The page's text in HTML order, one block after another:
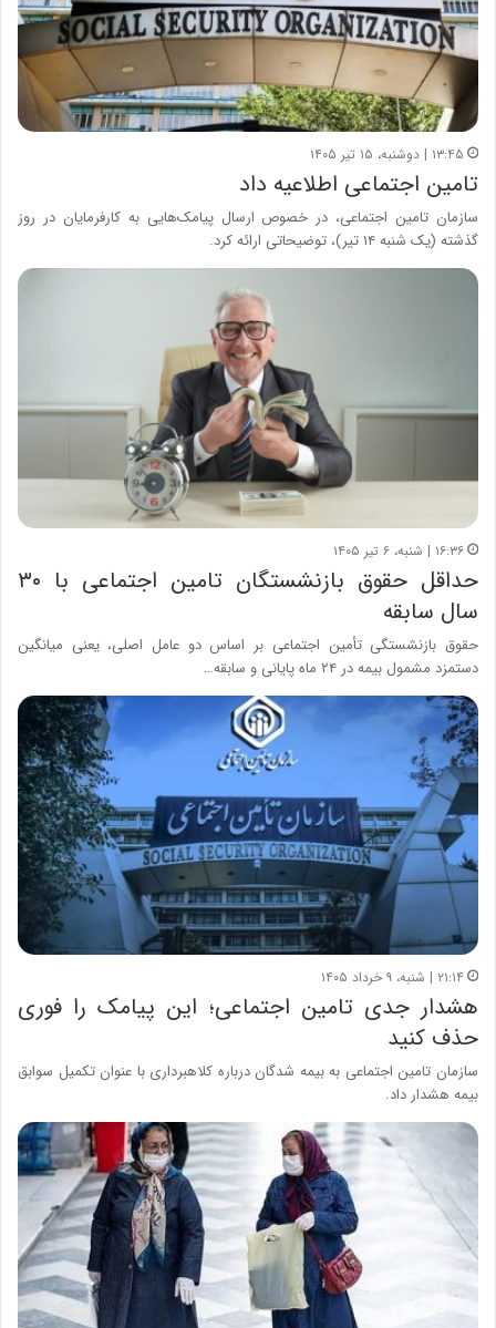
۱۳:۴۵ | دوشنبه، ۱۵ تیر ۱۴۰۵
تامین اجتماعی اطلاعیه داد
سازمان تامین اجتماعی، در خصوص ارسال پیامک‌هایی به کارفرمایان در روز
گذشته (یک شنبه ۱۴ تیر)، توضیحاتی ارائه کرد.
۱۶:۳۶ | شنبه، ۶ تیر ۱۴۰۵
حداقل حقوق بازنشستگان تامین اجتماعی با ۳۰
سال سابقه
حقوق بازنشستگی تأمین اجتماعی بر اساس دو عامل اصلی، یعنی میانگین
دستمزد مشمول بیمه در ۲۴ ماه پایانی و سابقه…
۲۱:۱۴ | شنبه، ۹ خرداد ۱۴۰۵
هشدار جدی تامین اجتماعی؛ این پیامک را فوری
حذف کنید
سازمان تامین اجتماعی به بیمه شدگان درباره کلاهبرداری با عنوان تکمیل سوابق
بیمه هشدار داد.